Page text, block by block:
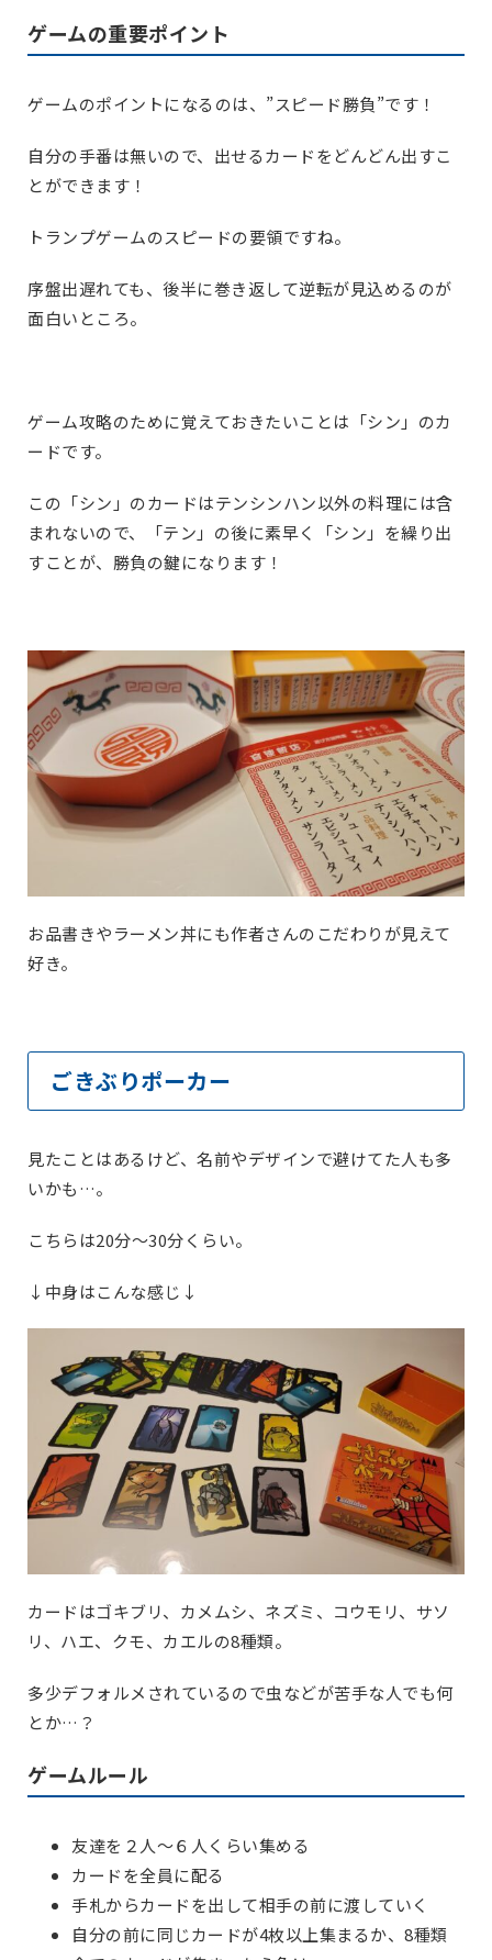
ゲームの重要ポイント
ゲームのポイントになるのは、”スピード勝負”です！
自分の手番は無いので、出せるカードをどんどん出すこ
とができます！
トランプゲームのスピードの要領ですね。
序盤出遅れても、後半に巻き返して逆転が見込めるのが
面白いところ。
ゲーム攻略のために覚えておきたいことは「シン」のカ
ードです。
この「シン」のカードはテンシンハン以外の料理には含
まれないので、「テン」の後に素早く「シン」を繰り出
すことが、勝負の鍵になります！
お品書きやラーメン丼にも作者さんのこだわりが見えて
好き。
ごきぶりポーカー
見たことはあるけど、名前やデザインで避けてた人も多
いかも…。
こちらは20分～30分くらい。
↓中身はこんな感じ↓
カードはゴキブリ、カメムシ、ネズミ、コウモリ、サソ
リ、ハエ、クモ、カエルの8種類。
多少デフォルメされているので虫などが苦手な人でも何
とか…？
ゲームルール
友達を２人～６人くらい集める
カードを全員に配る
手札からカードを出して相手の前に渡していく
自分の前に同じカードが4枚以上集まるか、8種類